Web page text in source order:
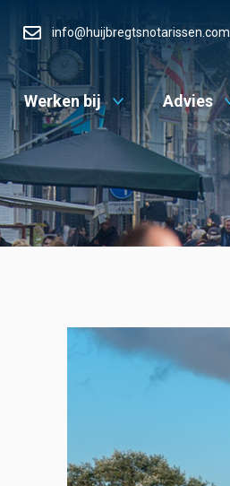
info@huijbregtsnotarissen.com
Werken bij Advies